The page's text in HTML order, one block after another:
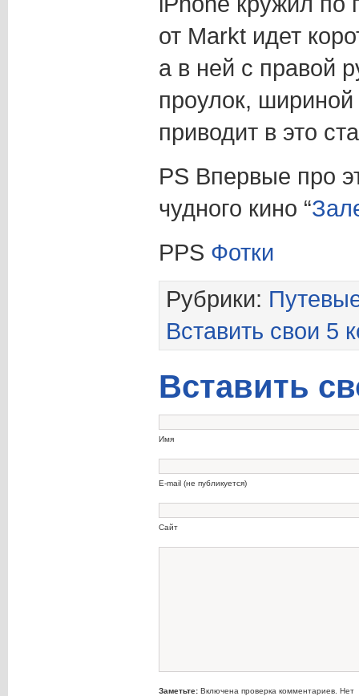
от Markt идет
а в ней с правой
проулок,
приводит в это
PS Впервые про
чудного кино “
PPS Фотки
Рубрики:
Вставить свои 5
Вставить
Имя
E-mail (не публикуется)
Сайт
Заметьте:Включена проверка комментариев. Нет